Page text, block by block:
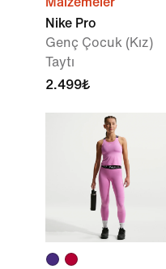
Nike Pro
Genç Çocuk (Kız)
Taytı
2.499₺